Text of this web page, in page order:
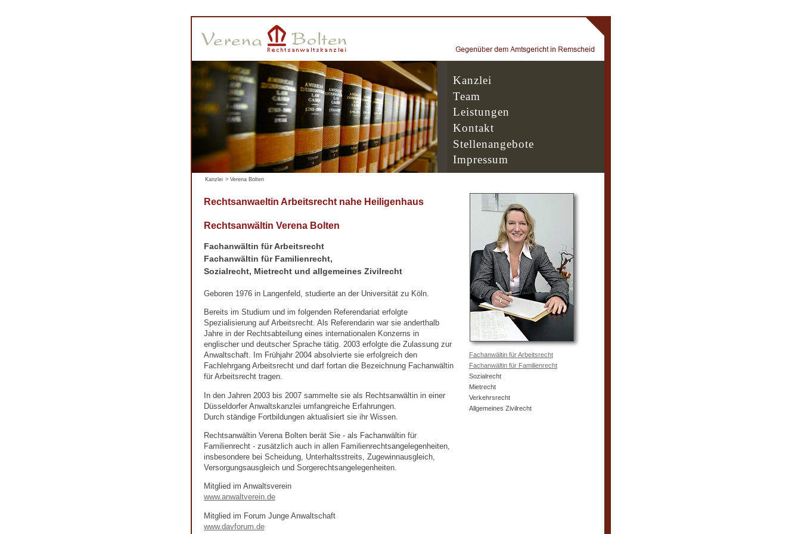
Kanzlei
Team
Leistungen
Kontakt
Stellenangebote
Impressum
Kanzlei > Verena Bolten
Rechtsanwaeltin Arbeitsrecht nahe Heiligenhaus
Rechtsanwältin Verena Bolten
Fachanwältin für Arbeitsrecht
Fachanwältin für Familienrecht,
Sozialrecht, Mietrecht und allgemeines Zivilrecht
Geboren 1976 in Langenfeld, studierte an der Universität zu Köln.
Bereits im Studium und im folgenden Referendariat erfolgte
Spezialisierung auf Arbeitsrecht. Als Referendarin war sie anderthalb
Jahre in der Rechtsabteilung eines internationalen Konzerns in
englischer und deutscher Sprache tätig. 2003 erfolgte die Zulassung zur
Anwaltschaft. Im Frühjahr 2004 absolvierte sie erfolgreich den
Fachlehrgang Arbeitsrecht und darf fortan die Bezeichnung Fachanwältin
für Arbeitsrecht tragen.
In den Jahren 2003 bis 2007 sammelte sie als Rechtsanwältin in einer
Düsseldorfer Anwaltskanzlei umfangreiche Erfahrungen.
Durch ständige Fortbildungen aktualisiert sie ihr Wissen.
Rechtsanwältin Verena Bolten berät Sie - als Fachanwältin für
Familienrecht - zusätzlich auch in allen Familienrechtsangelegenheiten,
insbesondere bei Scheidung, Unterhaltsstreits, Zugewinnausgleich,
Versorgungsausgleich und Sorgerechtsangelegenheiten.
Mitglied im Anwaltsverein
www.anwaltverein.de
Mitglied im Forum Junge Anwaltschaft
www.davforum.de
Fachanwältin für Arbeitsrecht
Fachanwältin für Familienrecht
Sozialrecht
Mietrecht
Verkehrsrecht
Allgemeines Zivilrecht